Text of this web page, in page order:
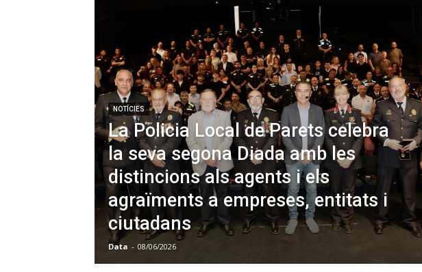
NOTÍCIES
La Policia Local de Parets celebra
la seva segona Diada amb les
distincions als agents i els
agraïments a empreses, entitats i
ciutadans
Data - 08/06/2026